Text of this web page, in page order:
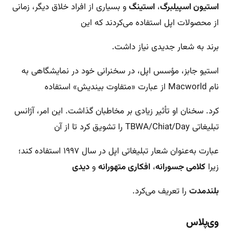
استیون اسپیلبرگ، استینگو بسیاری از افراد خلاق دیگر، زمانی
از محصولات اپل استفاده می‌کردند که این
برند به شعار جدیدی نیاز داشت.
استیو جابز، مؤسس اپل، در سخنرانی خود در نمایشگاهی به
نام Macworld از عبارت «متفاوت بیندیش» استفاده
کرد. سخنان او تأثیر زیادی بر مخاطبان گذاشت. این امر، آژانس
تبلیغاتی TBWA/Chiat/Day را تشویق کرد تا از آن
عبارت به‌عنوان شعار تبلیغاتی اپل در سال ۱۹۹۷ استفاده کند؛
زیرا کلامی جسورانه، افکاری متهورانهودیدی
بلندمدت را تعریف می‌کرد.
وی‌پلاس